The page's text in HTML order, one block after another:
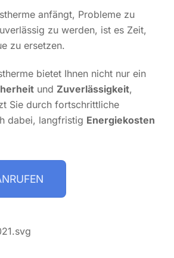
anfängt, Probleme zu
zu werden, ist es Zeit,
zu ersetzen.
bietet Ihnen nicht nur ein
und Zuverlässigkeit,
Sie durch fortschrittliche
dabei, langfristig Energiekosten